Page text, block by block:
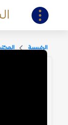
الرئيسية